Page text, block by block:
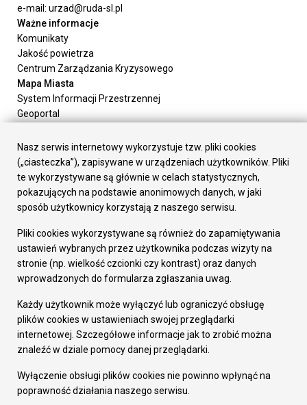
e-mail: urzad@ruda-sl.pl
Ważne informacje
Komunikaty
Jakość powietrza
Centrum Zarządzania Kryzysowego
Mapa Miasta
System Informacji Przestrzennej
Geoportal
Załatw sprawę
Prezydent Miasta
Rada Miasta
Wydziały
Elektroniczna Skrzynka Podawcza
Gospodarka
Fundusze europejskie
Środki krajowe
Oferty inwestycyjne
Pozostałe
Deklaracja dostępności
Dane osobowe
Dodaj opinię o witrynie
Nasz serwis internetowy wykorzystuje tzw. pliki cookies
(„ciasteczka”), zapisywane w urządzeniach użytkowników. Pliki
te wykorzystywane są głównie w celach statystycznych,
pokazujących na podstawie anonimowych danych, w jaki
sposób użytkownicy korzystają z naszego serwisu.
Pliki cookies wykorzystywane są również do zapamiętywania
ustawień wybranych przez użytkownika podczas wizyty na
stronie (np. wielkość czcionki czy kontrast) oraz danych
wprowadzonych do formularza zgłaszania uwag.
Każdy użytkownik może wyłączyć lub ograniczyć obsługę
plików cookies w ustawieniach swojej przeglądarki
internetowej. Szczegółowe informacje jak to zrobić można
znaleźć w dziale pomocy danej przeglądarki.
Wyłączenie obsługi plików cookies nie powinno wpłynąć na
poprawność działania naszego serwisu.